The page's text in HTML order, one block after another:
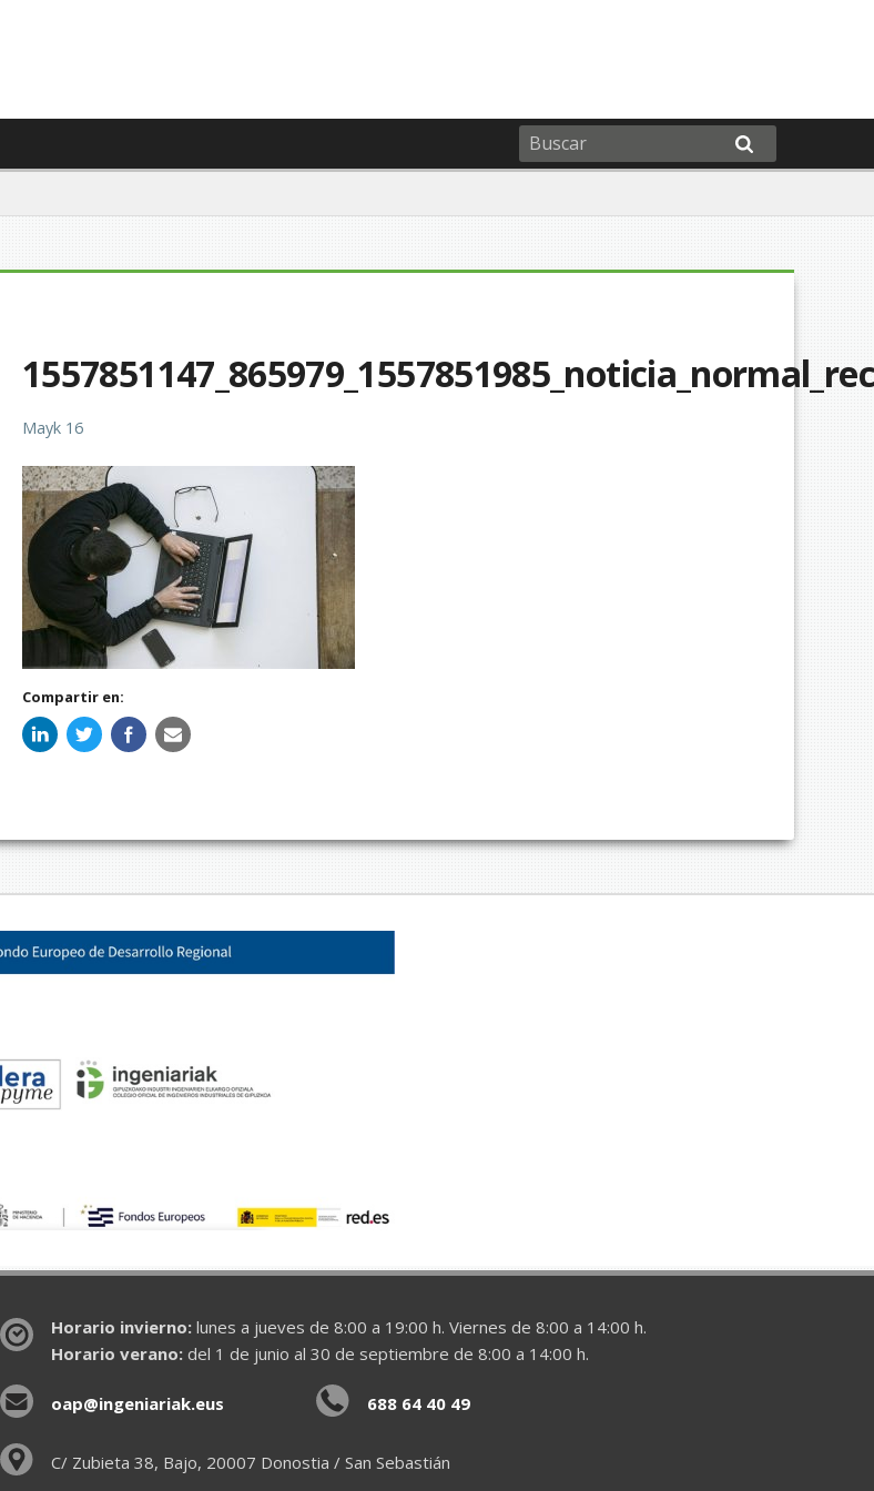
Mayk 16
Compartir en:
Horario invierno:lunes a jueves de 8:00 a 19:00 h. Viernes de 8:00 a 14:00 h.
Horario verano:del 1 de junio al 30 de septiembre de 8:00 a 14:00 h.
oap@ingeniariak.eus 688 64 40 49
C/ Zubieta 38, Bajo, 20007 Donostia / San Sebastián